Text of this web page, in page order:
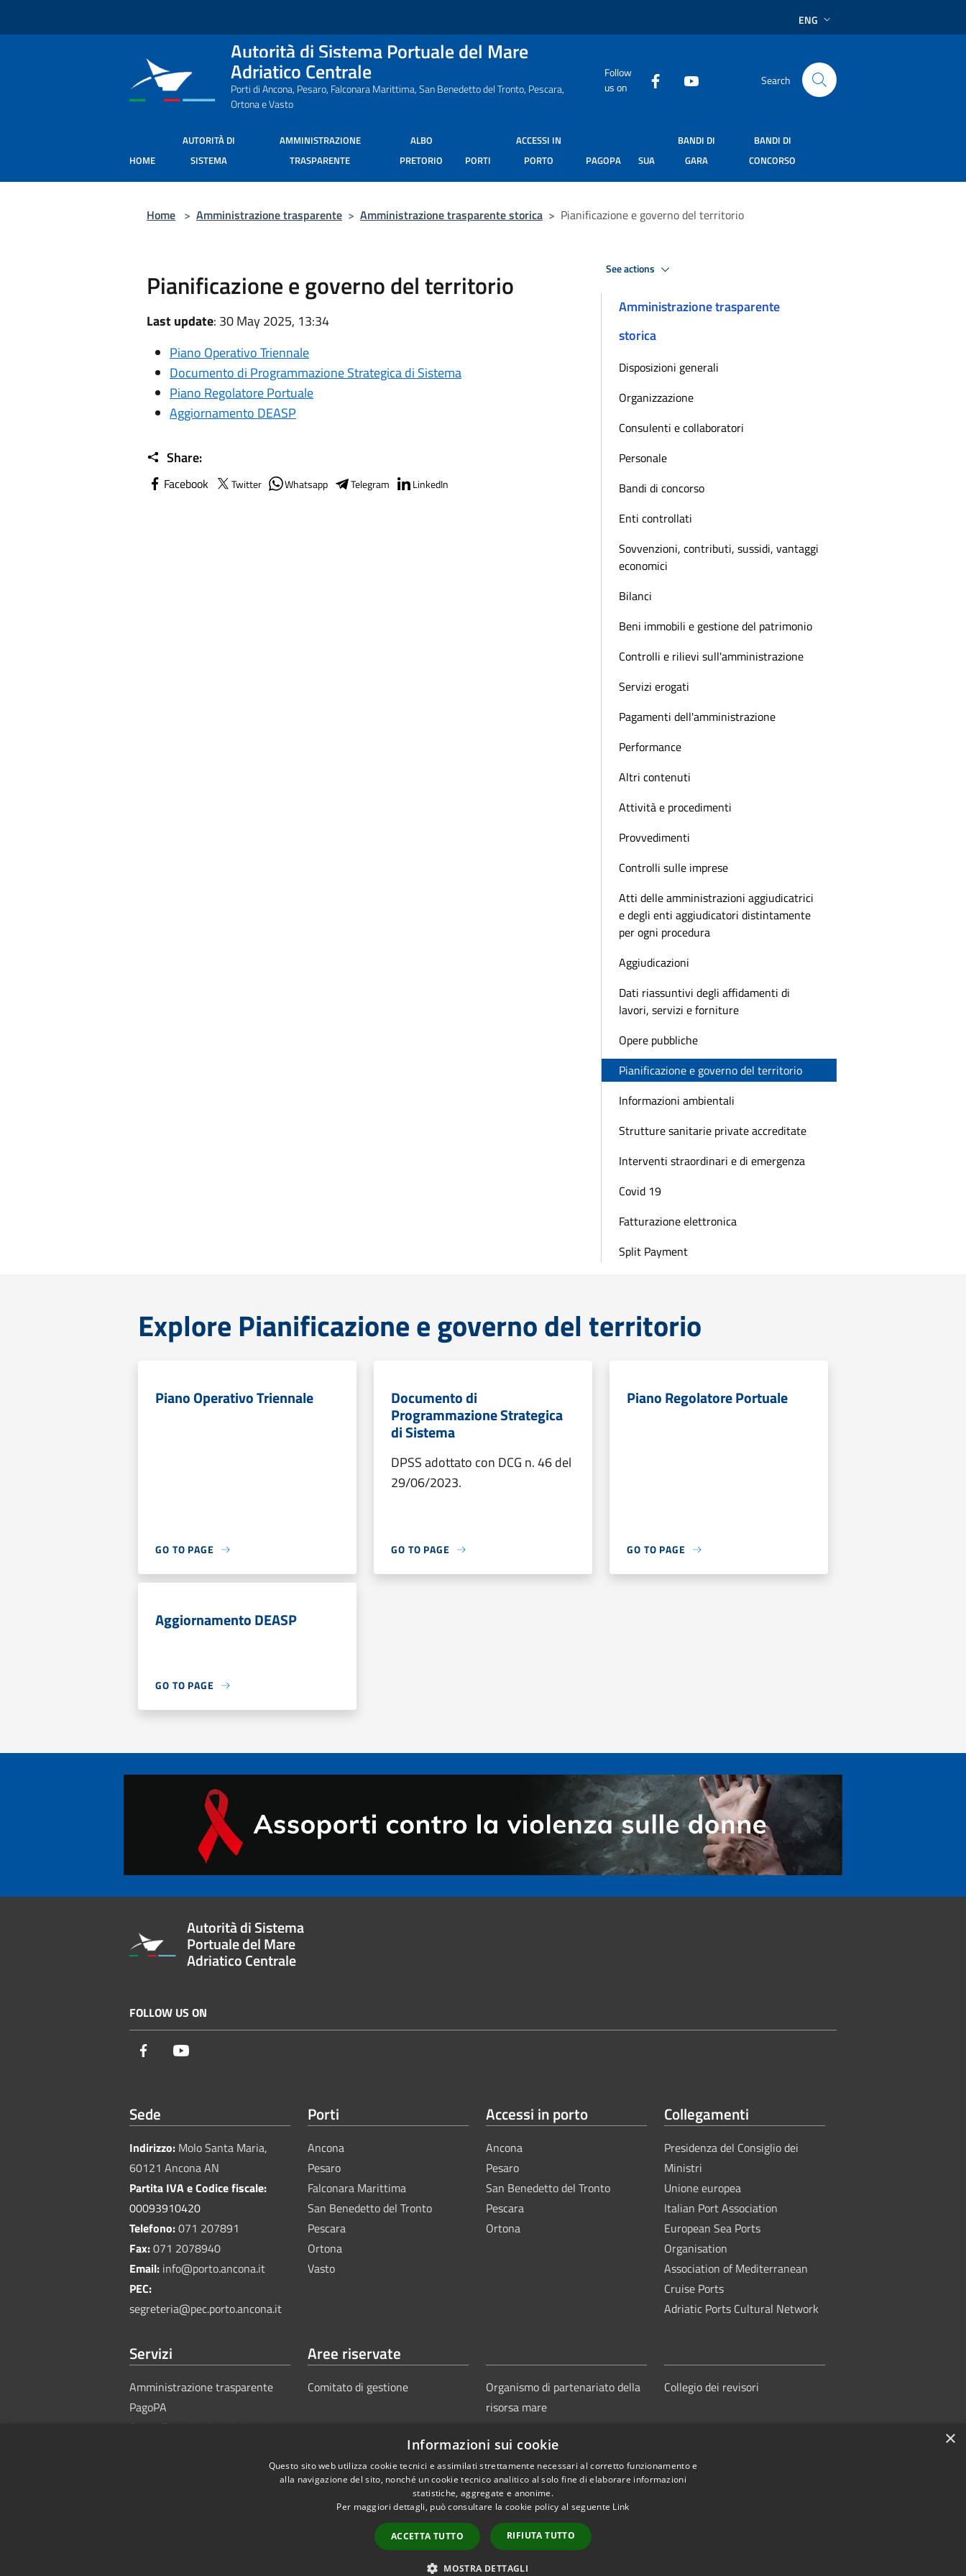
ENG
Autorità di Sistema Portuale del Mare
Adriatico Centrale
Porti di Ancona, Pesaro, Falconara Marittima, San Benedetto del Tronto, Pescara,
Ortona e Vasto
Follow
us on
Search
HOME
AUTORITÀ DI
SISTEMA
AMMINISTRAZIONE
TRASPARENTE
ALBO
PRETORIO
PORTI
ACCESSI IN
PORTO
PAGOPA SUA
BANDI DI
GARA
BANDI DI
CONCORSO
Home > Amministrazione trasparente > Amministrazione trasparente storica > Pianificazione e governo del territorio
Pianificazione e governo del territorio
Last update: 30 May 2025, 13:34
Piano Operativo Triennale
Documento di Programmazione Strategica di Sistema
Piano Regolatore Portuale
Aggiornamento DEASP
Share:
Facebook Twitter Whatsapp Telegram LinkedIn
See actions
Amministrazione trasparente
storica
Disposizioni generali
Organizzazione
Consulenti e collaboratori
Personale
Bandi di concorso
Enti controllati
Sovvenzioni, contributi, sussidi, vantaggi
economici
Bilanci
Beni immobili e gestione del patrimonio
Controlli e rilievi sull'amministrazione
Servizi erogati
Pagamenti dell'amministrazione
Performance
Altri contenuti
Attività e procedimenti
Provvedimenti
Controlli sulle imprese
Atti delle amministrazioni aggiudicatrici
e degli enti aggiudicatori distintamente
per ogni procedura
Aggiudicazioni
Dati riassuntivi degli affidamenti di
lavori, servizi e forniture
Opere pubbliche
Pianificazione e governo del territorio
Informazioni ambientali
Strutture sanitarie private accreditate
Interventi straordinari e di emergenza
Covid 19
Fatturazione elettronica
Split Payment
Explore Pianificazione e governo del territorio
Piano Operativo Triennale
GO TO PAGE
Documento di
Programmazione Strategica
di Sistema
DPSS adottato con DCG n. 46 del
29/06/2023.
GO TO PAGE
Piano Regolatore Portuale
GO TO PAGE
Aggiornamento DEASP
GO TO PAGE
Autorità di Sistema
Portuale del Mare
Adriatico Centrale
FOLLOW US ON
Facebook
Sede
Indirizzo: Molo Santa Maria,
60121 Ancona AN
Partita IVA e Codice fiscale:
00093910420
Telefono:071 207891
Fax:071 2078940
Email: info@porto.ancona.it
PEC:
segreteria@pec.porto.ancona.it
Porti
Ancona
Pesaro
Falconara Marittima
San Benedetto del Tronto
Pescara
Ortona
Vasto
Accessi in porto
Ancona
Pesaro
San Benedetto del Tronto
Pescara
Ortona
Collegamenti
Presidenza del Consiglio dei
Ministri
Unione europea
Italian Port Association
European Sea Ports
Organisation
Association of Mediterranean
Cruise Ports
Adriatic Ports Cultural Network
Servizi
Amministrazione trasparente
PagoPA
Sportello Unico Amministrativo
Aree riservate
Comitato di gestione
Organismo di partenariato della
risorsa mare
Collegio dei revisori
Sitemap Copyright © 2025Autorità di Sistema Portuale del Mare
×
Informazioni sui cookie
Questo sito web utilizza cookie tecnici e assimilati strettamente necessari al corretto funzionamento e
alla navigazione del sito, nonché un cookie tecnico analitico al solo fine di elaborare informazioni
statistiche, aggregate e anonime.
Per maggiori dettagli, può consultare la cookie policy al seguente Link
ACCETTA TUTTO RIFIUTA TUTTO
MOSTRA DETTAGLI